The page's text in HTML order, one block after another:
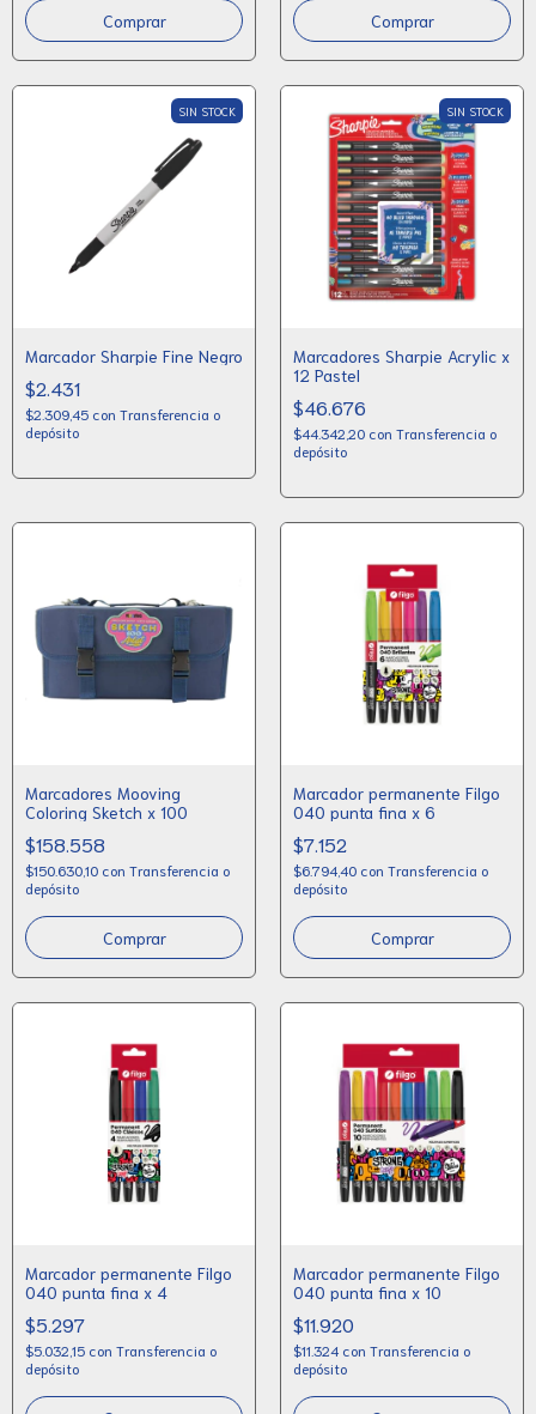
SIN STOCK
Marcador Sharpie Fine Negro
$2.431
$2.309,45 con Transferencia o
depósito
SIN STOCK
Marcadores Sharpie Acrylic x
12 Pastel
$46.676
$44.342,20 con Transferencia o
depósito
Marcadores Mooving
Coloring Sketch x 100
$158.558
$150.630,10 con Transferencia o
depósito
Marcador permanente Filgo
040 punta fina x 6
$7.152
$6.794,40 con Transferencia o
depósito
Comprar
Marcador permanente Filgo
040 punta fina x 4
$5.297
$5.032,15 con Transferencia o
depósito
Marcador permanente Filgo
040 punta fina x 10
$11.920
$11.324 con Transferencia o
depósito